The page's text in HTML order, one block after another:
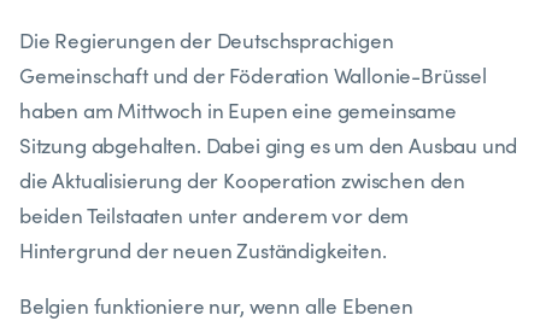
Die Regierungen der Deutschsprachigen
Gemeinschaft und der Föderation Wallonie-Brüssel
haben am Mittwoch in Eupen eine gemeinsame
Sitzung abgehalten. Dabei ging es um den Ausbau und
die Aktualisierung der Kooperation zwischen den
beiden Teilstaaten unter anderem vor dem
Hintergrund der neuen Zuständigkeiten.
Belgien funktioniere nur, wenn alle Ebenen